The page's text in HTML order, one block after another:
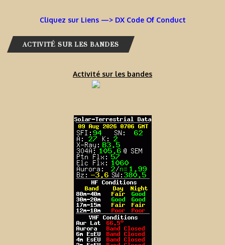
Cliquez sur Liens —> DX Code Of Conduct
ACTIVITÉ SUR LES BANDES
Activité sur les bandes